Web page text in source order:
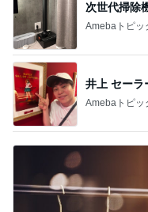
次世代掃除
Amebaトピッ
井上 セーラ
Amebaトピッ